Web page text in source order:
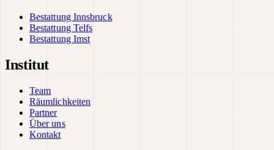
Bestattung Innsbruck
Bestattung Telfs
Bestattung Imst
Institut
Team
Räumlichkeiten
Partner
Über uns
Kontakt